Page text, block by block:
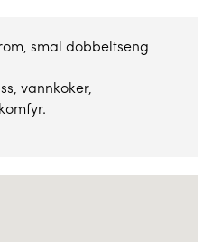
smal dobbeltseng
vannkoker,